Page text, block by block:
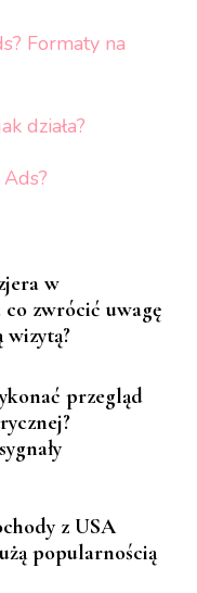
Formaty na
działa?
w
co zwrócić uwagę
wizytą?
przegląd
z USA
popularnością